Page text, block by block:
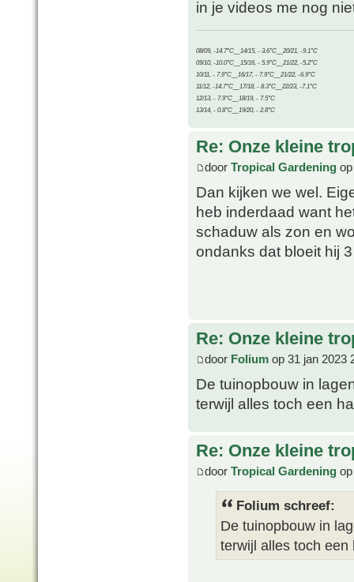
in je videos me nog
08/09, -14.7°C__14/15, - 3.6°C__20/21, -9.1°C
09/10, -10.0°C__15/16, - 5.9°C__21/22, -5.2°C
10/11, - 7.9°C__16/17, - 7.9°C__21/22, -6.9°C
11/12, -14.7°C__17/18, - 8.3°C__22/23, -7.1°C
12/13, - 7.9°C__18/19, - 7.5°C
13/14, - 0.8°C__19/20, - 2.8°C
Re: Onze kleine
door Tropical Gardening
Dan kijken we wel.
heb inderdaad want
schaduw als zon en
ondanks dat bloeit hij
Re: Onze kleine
door Folium op 31 jan 2023
De tuinopbouw in
terwijl alles toch een
Re: Onze kleine
door Tropical Gardening
Folium schreef:
De tuinopbouw in
terwijl alles toch